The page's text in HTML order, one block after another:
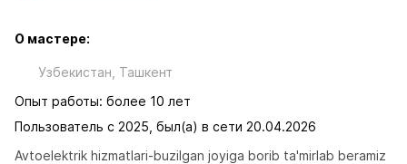
О мастере:
Узбекистан, Ташкент
Опыт работы: более 10 лет
Пользователь с 2025, был(а) в сети 20.04.2026
Avtoelektrik hizmatlari-buzilgan joyiga borib ta'mirlab beramiz